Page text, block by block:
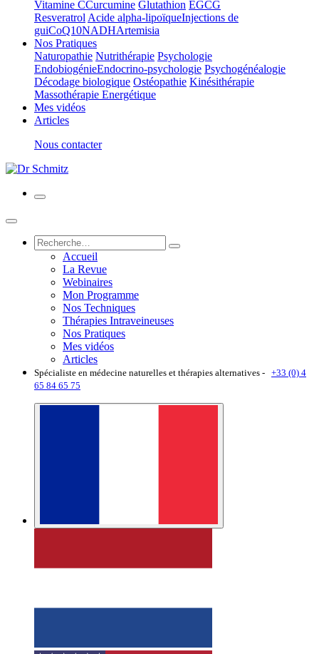
Vitamine CCurcumine Glutathion EGCG
Resveratrol Acide alpha-lipoïqueInjections de
guiCoQ10NADHArtemisia
Nos Pratiques
Naturopathie Nutrithérapie Psychologie
EndobiogénieEndocrino-psychologie Psychogénéalogie
Décodage biologique Ostéopathie Kinésithérapie
Massothérapie Energétique
Mes vidéos
Articles
Nous contacter
Accueil
La Revue
Webinaires
Mon Programme
Nos Techniques
Thérapies Intraveineuses
Nos Pratiques
Mes vidéos
Articles
Spécialiste en médecine naturelles et thérapies alternatives - +33 (0) 4
65 84 65 75